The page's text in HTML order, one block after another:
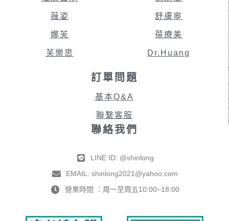
薇姿
娜芙
芙樂思
舒膚寧
葆療美
Dr.Huang
訂單問題
基本Q&A
聯繫客服
聯絡我們
LINE ID: @shinlong
EMAIL: shinlong2021@yahoo.com
營業時間 ：周一至周五10:00~18:00